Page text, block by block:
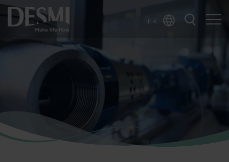
FR
Chinese
Italian
Korean